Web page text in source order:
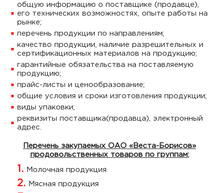
общую информацию о поставщике (продавце),
его технических возможностях, опыте работы на
рынке;
перечень продукции по направлениям;
качество продукции, наличие разрешительных и
сертификационных материалов на продукцию;
гарантийные обязательства на поставляемую
продукцию;
прайс-листы и ценообразование;
общие условия и сроки изготовления продукции;
виды упаковки;
реквизиты поставщика(продавца), электронный
адрес.
Перечень закупаемых ОАО «Веста-Борисов»
продовольственных товаров по группам:
Молочная продукция
Мясная продукция